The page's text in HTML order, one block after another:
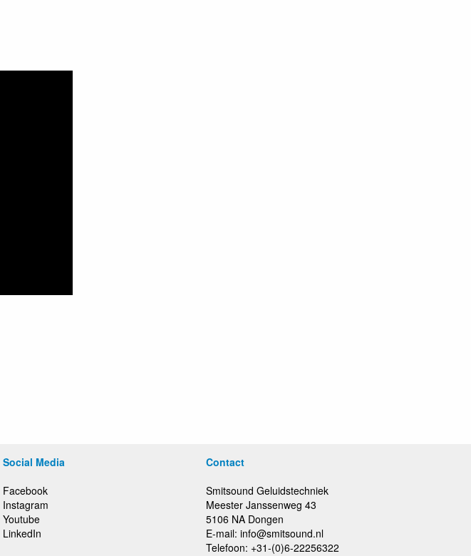
Social Media
Facebook
Instagram
Youtube
LinkedIn
Contact
Smitsound Geluidstechniek
Meester Janssenweg 43
5106 NA Dongen
E-mail: info@smitsound.nl
Telefoon: +31-(0)6-22256322